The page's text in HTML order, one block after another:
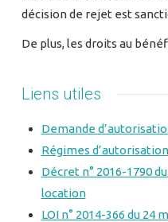
décision de rejet est
De plus, les droits au
Liens utiles
Demande
Régimes
Décret n° 2016-1790
location
LOI n° 2014-366 du 24